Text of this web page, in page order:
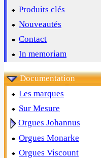
Produits clés
Nouveautés
Contact
In memoriam
Documentation
Les marques
Sur Mesure
Orgues Johannus
Orgues Monarke
Orgues Viscount